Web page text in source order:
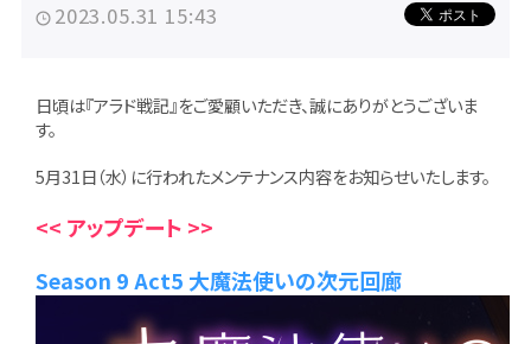
2023.05.31 15:43
日頃は『アラド戦記』をご愛顧いただき、誠にありがとうございま
す。
5月31日（水）に行われたメンテナンス内容をお知らせいたします。
<< アップデート >>
Season 9 Act5 大魔法使いの次元回廊